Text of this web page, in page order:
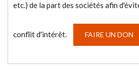
etc.) de la part des sociétés afin
conflit d'intérêt. FAIRE UN DON